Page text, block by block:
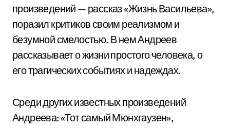
произведений — рассказ «Жизнь Васильева»,
поразил критиков своим реализмом и
безумной смелостью. В нем Андреев
рассказывает о жизни простого человека, о
его трагических событиях и надеждах.
Среди других известных произведений
Андреева: «Тот самый Мюнхгаузен»,